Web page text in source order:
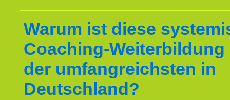
Warum ist diese
Coaching-Weiterbildung
der umfangreichsten in
Deutschland?